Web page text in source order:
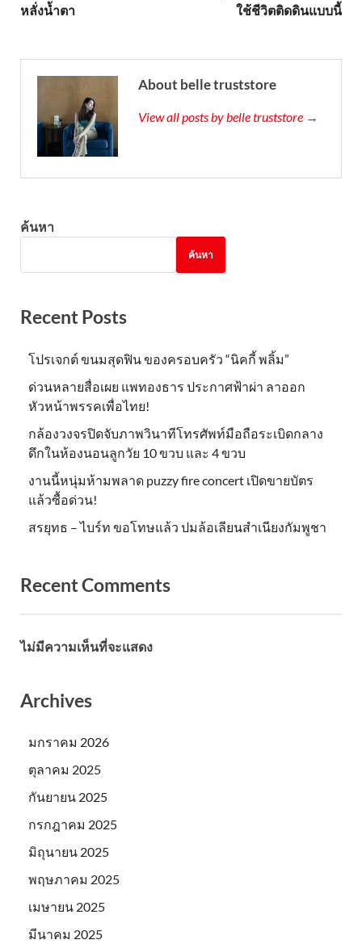
หลั่งน้ำตา
ใช้ชีวิตติดดินแบบนี้
About belle truststore
View all posts by belle truststore →
ค้นหา
ค้นหา
Recent Posts
โปรเจกต์ ขนมสุดฟิน ของครอบครัว “นิคกี้ พลิ้ม”
ด่วนหลายสื่อเผย แพทองธาร ประกาศฟ้าผ่า ลาออก
หัวหน้าพรรคเพื่อไทย!
กล้องวงจรปิดจับภาพวินาทีโทรศัพท์มือถือระเบิดกลาง
ดึกในห้องนอนลูกวัย 10 ขวบ และ 4 ขวบ
งานนี้หนุ่มห้ามพลาด puzzy fire concert เปิดขายบัตร
แล้วซื้อด่วน!
สรยุทธ – ไบร์ท ขอโทษแล้ว ปมล้อเลียนสำเนียงกัมพูชา
Recent Comments
ไม่มีความเห็นที่จะแสดง
Archives
มกราคม 2026
ตุลาคม 2025
กันยายน 2025
กรกฎาคม 2025
มิถุนายน 2025
พฤษภาคม 2025
เมษายน 2025
มีนาคม 2025